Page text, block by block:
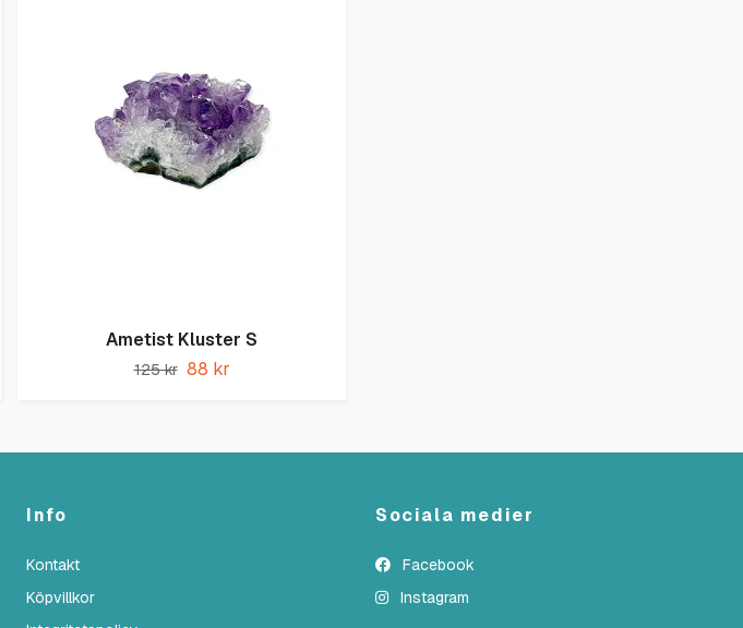
Ametist Kluster S
125 kr 88 kr
Info
Kontakt
Köpvillkor
Sociala medier
Facebook
Instagram